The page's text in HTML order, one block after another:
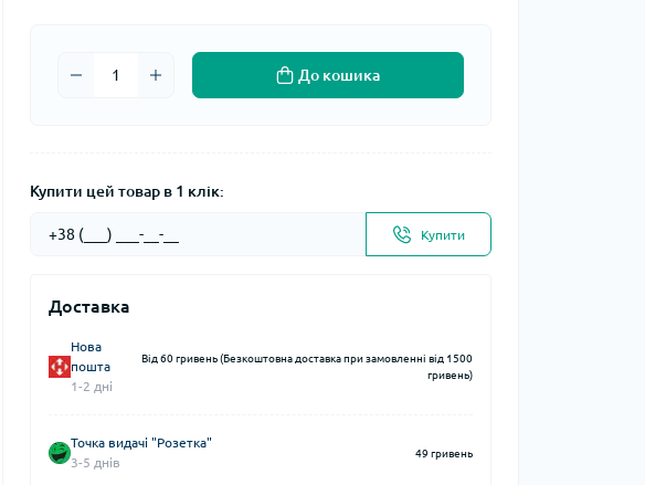
До кошика
Купити цей товар в 1 клік:
Купити
Доставка
Нова
пошта
1-2 дні
Від 60 гривень (Безкоштовна доставка при замовленні від 1500
гривень)
Точка видачі "Розетка"
3-5 днів
49 гривень